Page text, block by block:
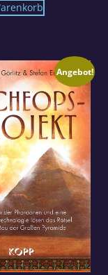
Angebot!